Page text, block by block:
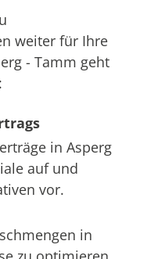
weiter für Ihre
- Tamm geht
in Asperg
auf und
vor.
in